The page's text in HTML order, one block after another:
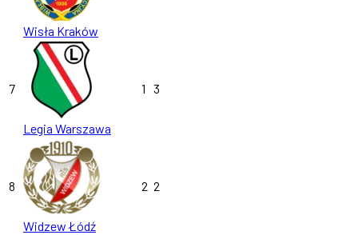
Wisła Kraków
7
Legia Warszawa
1 3
8
Widzew Łódź
2 2